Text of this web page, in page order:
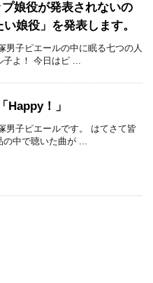
娘役が発表されないの
娘役」を発表します。
男子ピエールの中に眠る七つの人
子よ！ 今日はピ ...
Happy！」
男子ピエールです。 はてさて皆
の中で聴いた曲が ...